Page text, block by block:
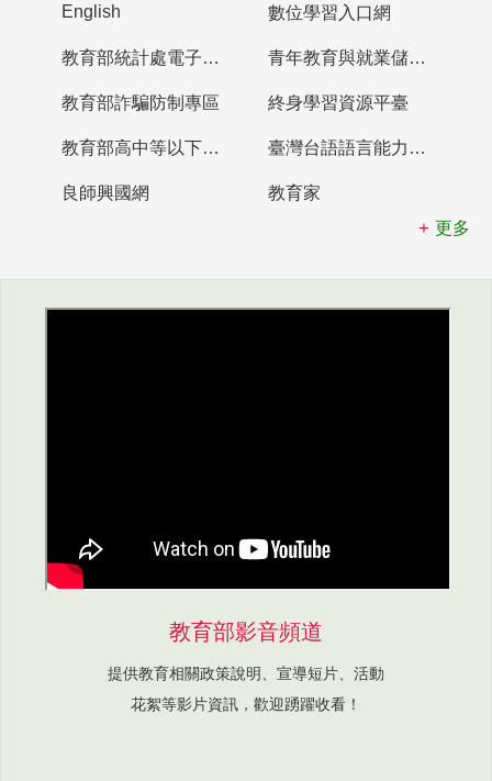
English 數位學習入口網
教育部統計處電子書櫃 青年教育與就業儲蓄帳戶
教育部詐騙防制專區 終身學習資源平臺
教育部高中等以下學校及幼兒園教師資格檢定考試 臺灣台語語言能力認證網站
良師興國網
教育家
更多
教育部影音頻道
提供教育相關政策說明、宣導短片、活動
花絮等影片資訊，歡迎踴躍收看！